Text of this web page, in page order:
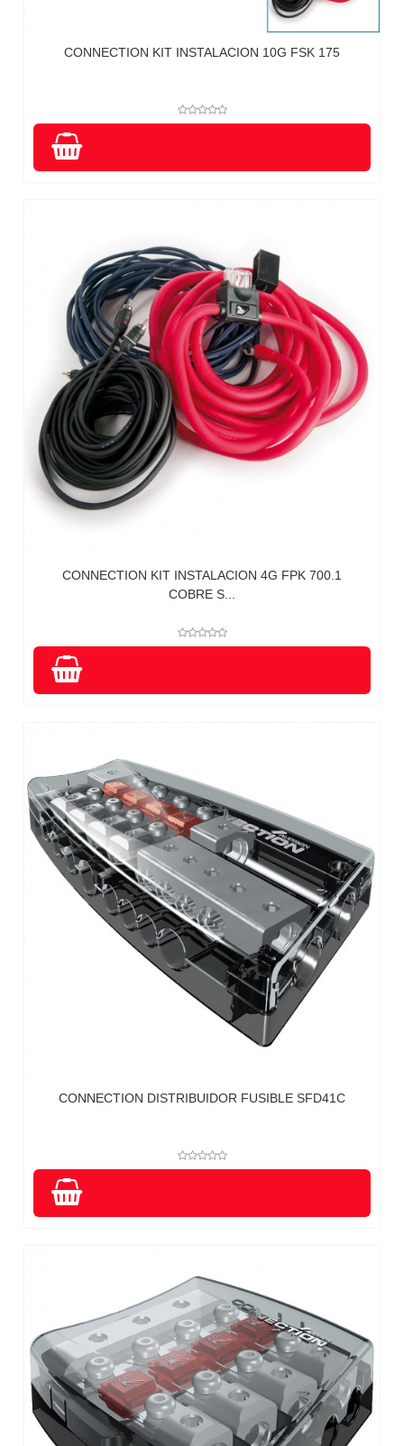
CONNECTION KIT INSTALACION 10G FSK 175
CONNECTION KIT INSTALACION 4G FPK 700.1
COBRE S...
CONNECTION DISTRIBUIDOR FUSIBLE SFD41C